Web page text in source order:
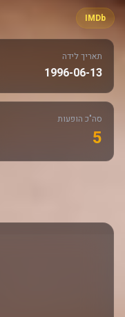
IMDb
תאריך לידה
1996-06-13
סה"כ הופעות
5